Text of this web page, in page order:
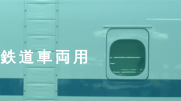
鉄道車両用